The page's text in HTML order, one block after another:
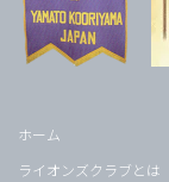
ホーム
ライオンズクラブとは